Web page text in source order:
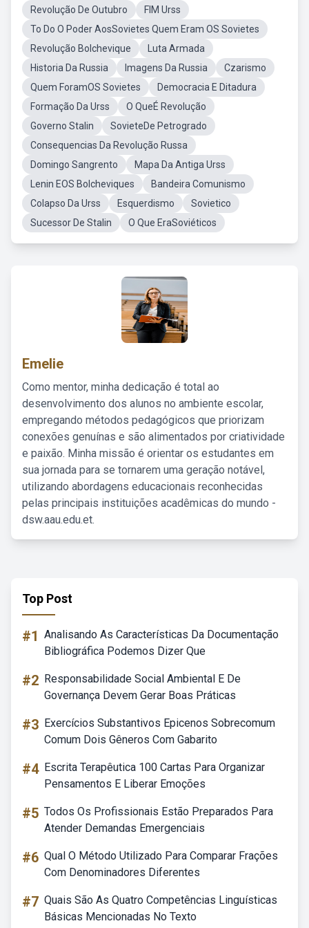
Revolução De Outubro
FIM Urss
To Do O Poder AosSovietes Quem Eram OS Sovietes
Revolução Bolchevique
Luta Armada
Historia Da Russia
Imagens Da Russia
Czarismo
Quem ForamOS Sovietes
Democracia E Ditadura
Formação Da Urss
O QueÉ Revolução
Governo Stalin
SovieteDe Petrogrado
Consequencias Da Revolução Russa
Domingo Sangrento
Mapa Da Antiga Urss
Lenin EOS Bolcheviques
Bandeira Comunismo
Colapso Da Urss
Esquerdismo
Sovietico
Sucessor De Stalin
O Que EraSoviéticos
Emelie
Como mentor, minha dedicação é total ao
desenvolvimento dos alunos no ambiente escolar,
empregando métodos pedagógicos que priorizam
conexões genuínas e são alimentados por criatividade
e paixão. Minha missão é orientar os estudantes em
sua jornada para se tornarem uma geração notável,
utilizando abordagens educacionais reconhecidas
pelas principais instituições acadêmicas do mundo -
dsw.aau.edu.et.
Top Post
#1 Analisando As Características Da Documentação
Bibliográfica Podemos Dizer Que
#2 Responsabilidade Social Ambiental E De
Governança Devem Gerar Boas Práticas
#3 Exercícios Substantivos Epicenos Sobrecomum
Comum Dois Gêneros Com Gabarito
#4 Escrita Terapêutica 100 Cartas Para Organizar
Pensamentos E Liberar Emoções
#5 Todos Os Profissionais Estão Preparados Para
Atender Demandas Emergenciais
#6 Qual O Método Utilizado Para Comparar Frações
Com Denominadores Diferentes
#7 Quais São As Quatro Competências Linguísticas
Básicas Mencionadas No Texto